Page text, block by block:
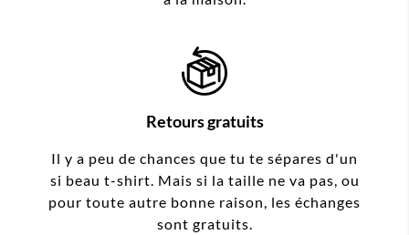
Retours gratuits
Il y a peu de chances que tu te sépares d'un
si beau t-shirt. Mais si la taille ne va pas, ou
pour toute autre bonne raison, les échanges
sont gratuits.